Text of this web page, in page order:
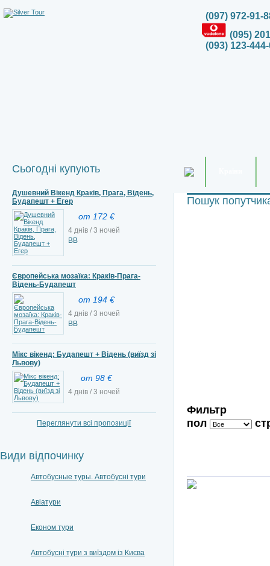
(097) 972-91-
(095)
(093) 123-
Пошук
Фильтр
пол
Сьогодні купують
Душевний Вікенд Краків, Прага, Відень,
Будапешт + Егер
от 172 €
4 днів / 3 ночей
ВВ
Європейська мозаїка: Краків-Прага-
Відень-Будапешт
от 194 €
4 днів / 3 ночей
ВВ
Мікс вікенд: Будапешт + Відень (виїзд зі
Львову)
от 98 €
4 днів / 3 ночей
Переглянути всі пропозиції
Види відпочинку
Автобусные туры. Автобусні тури
Авіатури
Економ тури
Автобусні тури з виїздом із Києва